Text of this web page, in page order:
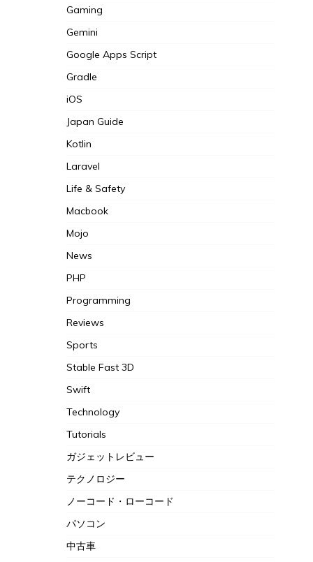
Gaming
Gemini
Google Apps Script
Gradle
iOS
Japan Guide
Kotlin
Laravel
Life & Safety
Macbook
Mojo
News
PHP
Programming
Reviews
Sports
Stable Fast 3D
Swift
Technology
Tutorials
ガジェットレビュー
テクノロジー
ノーコード・ローコード
パソコン
中古車